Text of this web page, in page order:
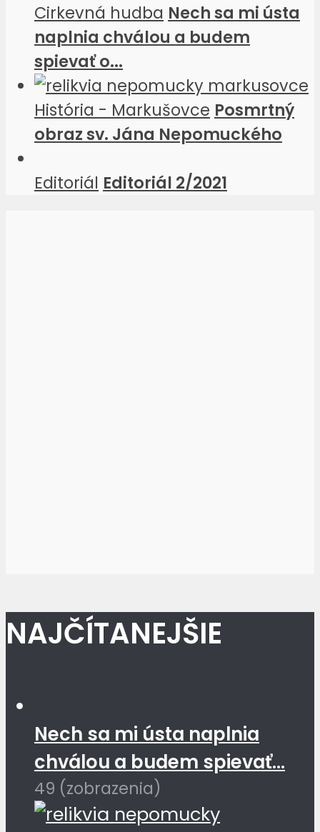
Cirkevná hudba Nech sa mi ústa
naplnia chválou a budem
spievať o...
História - Markušovce Posmrtný
obraz sv. Jána Nepomuckého
Editoriál Editoriál 2/2021
NAJČÍTANEJŠIE
Nech sa mi ústa naplnia
chválou a budem spievať...
49 (zobrazenia)